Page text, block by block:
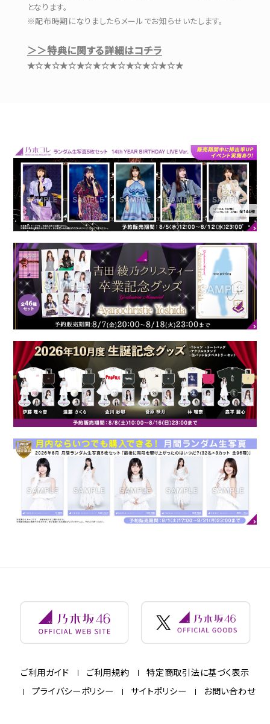
となります。
※配布時期になりましたらメールでお知らせいたします。
＞＞特典に関する詳細はコチラ
★☆★☆★☆★☆★☆★☆★☆★☆★☆★
ご利用ガイド ご利用規約
特定商取引法に基づく表示
プライバシーポリシー
サイトポリシー お問い合わせ